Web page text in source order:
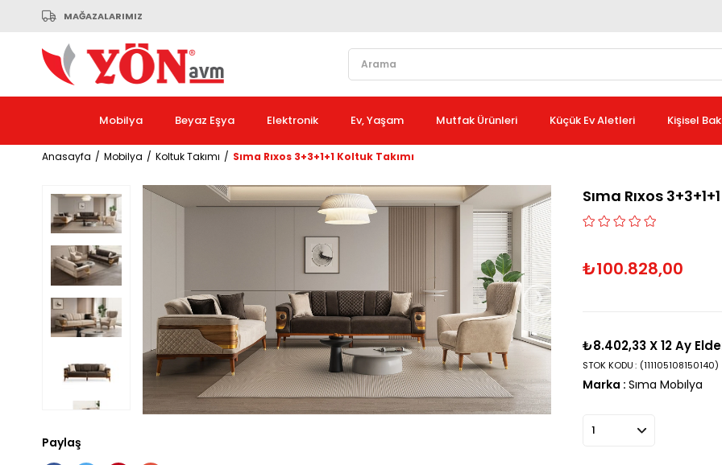
MAĞAZALARIMIZ
Mobilya Beyaz Eşya Elektronik Ev, Yaşam Mutfak Ürünleri Küçük Ev Aletleri Kişisel
Anasayfa Mobilya Koltuk Takımı Sıma Rıxos 3+3+1+1 Koltuk Takımı
›
Paylaş
Sıma Rıxos
₺100.828,00
₺8.402,33X 12 Ay
(111105108150140)
STOK KODU
Marka : Sıma Mobılya